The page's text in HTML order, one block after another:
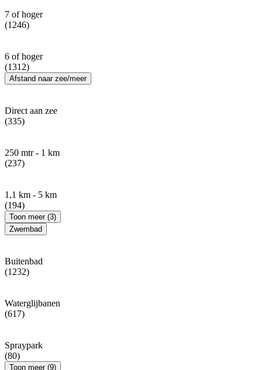
7 of hoger
(1246)
6 of hoger
(1312)
Afstand naar zee/meer
Direct aan zee
(335)
250 mtr - 1 km
(237)
1,1 km - 5 km
(194)
Toon meer (3)
Zwembad
Buitenbad
(1232)
Waterglijbanen
(617)
Spraypark
(80)
Toon meer (9)